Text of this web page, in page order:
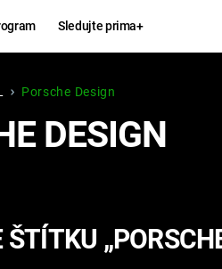
Sledujte prima+
Zábava
Porsche Design
DESIGN